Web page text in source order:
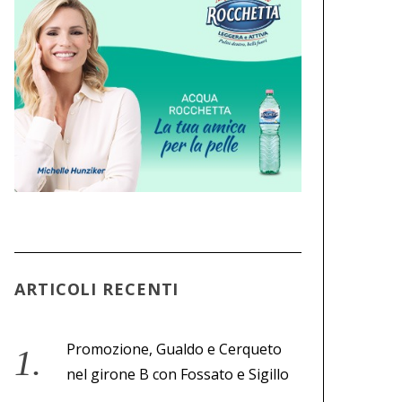
ARTICOLI RECENTI
Promozione, Gualdo e Cerqueto
nel girone B con Fossato e Sigillo